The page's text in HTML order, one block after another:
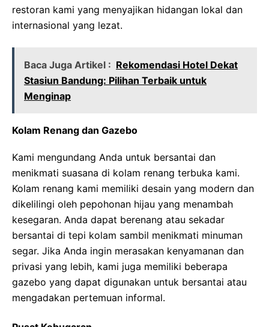
restoran kami yang menyajikan hidangan lokal dan
internasional yang lezat.
Baca Juga Artikel : Rekomendasi Hotel Dekat
Stasiun Bandung: Pilihan Terbaik untuk
Menginap
Kolam Renang dan Gazebo
Kami mengundang Anda untuk bersantai dan
menikmati suasana di kolam renang terbuka kami.
Kolam renang kami memiliki desain yang modern dan
dikelilingi oleh pepohonan hijau yang menambah
kesegaran. Anda dapat berenang atau sekadar
bersantai di tepi kolam sambil menikmati minuman
segar. Jika Anda ingin merasakan kenyamanan dan
privasi yang lebih, kami juga memiliki beberapa
gazebo yang dapat digunakan untuk bersantai atau
mengadakan pertemuan informal.